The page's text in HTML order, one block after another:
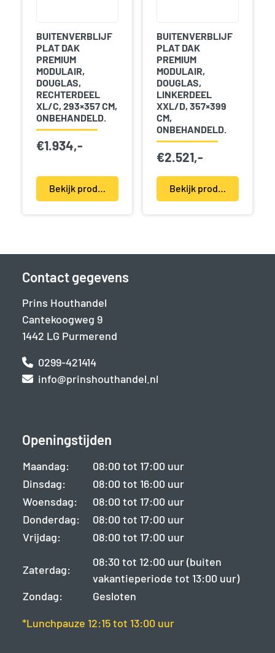
BUITENVERBLIJF
PLAT DAK
PREMIUM
MODULAIR,
DOUGLAS,
RECHTERDEEL
XL/C, 293×357 CM,
ONBEHANDELD.
€1.934,-
Bekijk product(en)
BUITENVERBLIJF
PLAT DAK
PREMIUM
MODULAIR,
DOUGLAS,
LINKERDEEL
XXL/D, 357×399
CM,
ONBEHANDELD.
€2.521,-
Bekijk product(en)
Contact gegevens
Prins Houthandel
Cantekoogweg 9
1442 LG Purmerend
0299-421414
info@prinshouthandel.nl
Openingstijden
Maandag:
08:00 tot 17:00 uur
Dinsdag:
08:00 tot 16:00 uur
Woensdag:
08:00 tot 17:00 uur
Donderdag:
08:00 tot 17:00 uur
Vrijdag:
08:00 tot 17:00 uur
Zaterdag:
08:30 tot 12:00 uur (buiten
vakantieperiode tot 13:00 uur)
Zondag:
Gesloten
*Lunchpauze 12:15 tot 13:00 uur